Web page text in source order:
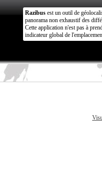
Razibus est un outil de
panorama non exhaustif des
Cette application n'est pas à
indicateur global de